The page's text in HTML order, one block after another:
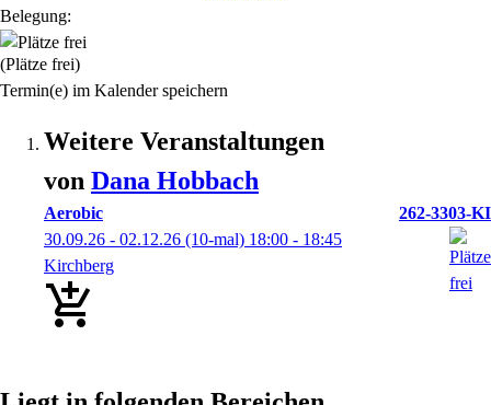
Belegung:
(Plätze frei)
Termin(e) im Kalender speichern
Weitere Veranstaltungen
von Dana Hobbach
Aerobic
262-3303-KI
30.09.26 - 02.12.26 (10-mal) 18:00 - 18:45
Kirchberg